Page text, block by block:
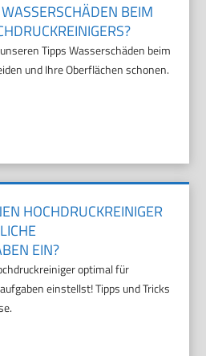
BEIM
Tipps Wasserschäden beim
und Ihre Oberflächen schonen.
HOCHDRUCKREINIGER
EIN?
optimal für
einstellst! Tipps und Tricks